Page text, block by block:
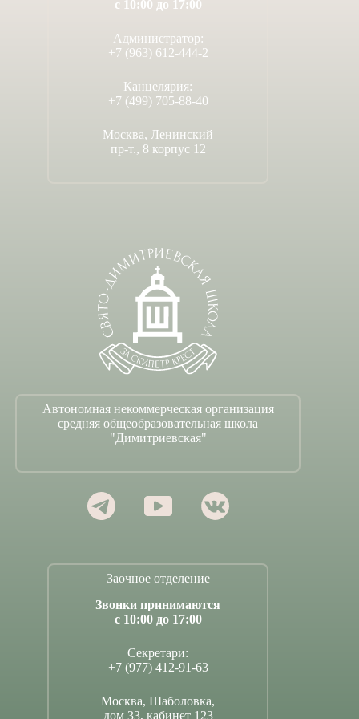
с 10:00 до 17:00
Администратор:
+7 (963) 612-444-2
Канцелярия:
+7 (499) 705-88-40
Москва, Ленинский
пр-т., 8 корпус 12
Автономная некоммерческая организация
средняя общеобразовательная школа
"Димитриевская"
Заочное отделение
Звонки принимаются
с 10:00 до 17:00
Секретари:
+7 (977) 412-91-63
Москва, Шаболовка,
дом 33, кабинет 123